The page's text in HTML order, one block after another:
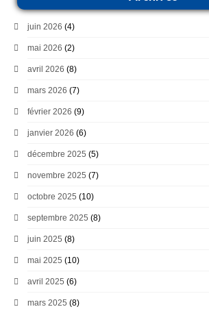
juin 2026 (4)
mai 2026 (2)
avril 2026 (8)
mars 2026 (7)
février 2026 (9)
janvier 2026 (6)
décembre 2025 (5)
novembre 2025 (7)
octobre 2025 (10)
septembre 2025 (8)
juin 2025 (8)
mai 2025 (10)
avril 2025 (6)
mars 2025 (8)